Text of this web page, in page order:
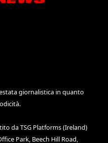
giornalistica in quanto
da TSG Platforms (Ireland)
Park, Beech Hill Road,